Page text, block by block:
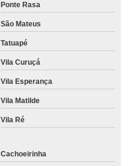
Ponte Rasa
São Mateus
Tatuapé
Vila Curuçá
Vila Esperança
Vila Matilde
Vila Ré
Cachoeirinha